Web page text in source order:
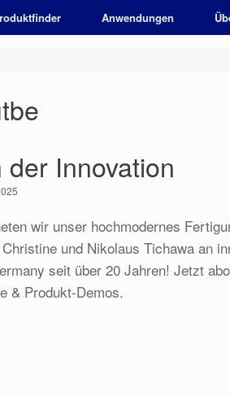
Anwendungen
Innovation
wir unser hochmodernes
und Nikolaus Tichawa an
seit über 20 Jahren! Jetzt
& Produkt-Demos.